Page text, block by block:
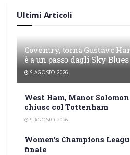
Ultimi Articoli
Coventry, torna Gustavo
è a un passo dagli Sky Blues
9 AGOSTO 2026
West Ham, Manor
chiuso col Tottenham
9 AGOSTO 2026
Women’s Champions
finale